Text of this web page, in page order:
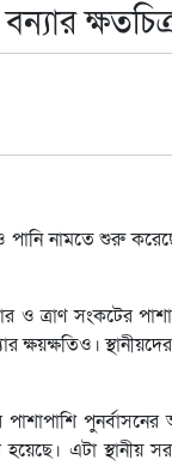
নামতে শুরু
ত্রাণ সংকটের
ক্ষয়ক্ষতিও।
এটা স্থানীয়